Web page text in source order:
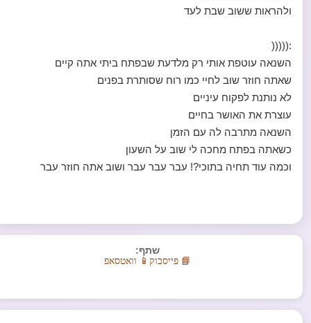
ולהראות ששוב שבת לעד
:(((((
השנאה עוטפת אותי רק מלדעת שבפתח ביתי אתה קיים
שאתה חוזר שוב לחיי כמו רוח שסותרת בפנים
לא נותנת לפקוח עיניים
עוצרת את האושר בחיים
השנאה מתרבה לה עם הזמן
כשאתה בפתח מחכה לי שוב על השעון
וכמה עוד תחיה בתוכי?! עבר עבר עבר ושוב אתה חוזר עבר
שתף:
📘 פייסבוק 📱 וואטסאפ